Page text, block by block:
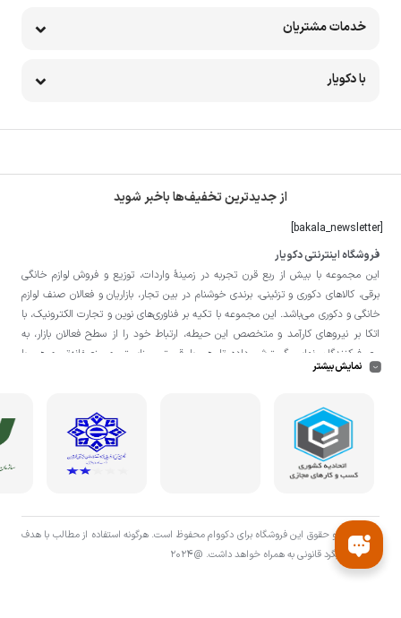
خدمات مشتریان
با دکویار
از جدیدترین تخفیف‌ها باخبر شوید
[bakala_newsletter]
فروشگاه اینترنتی دکویار
این مجموعه با بيش از ربع قرن تجربه در زمينۀ واردات، توزيع و فروش لوازم خانگی
برقی، کالاهای دکوری و تزئینی، برندی خوشنام در بين تجار، بازاريان و فعالان صنف لوازم
خانگی و دکوری می‌باشد. این مجموعه با تكيه بر فناوری‌های نوين و تجارت الكترونيک، با
اتکا بر نيروهای كارآمد و متخصص اين حيطه، ارتباط خود را از سطح فعالان بازار، به
مصرف‌كنندگان نهايی گسترش داده تا هم با قيمتی مناسبتر و منصفانه‌تر و هم با
خدماتی گسترده‌تر و كيفی‌تر در خدمت هموطنان عزیز در اقصی نقاط ميهنمان باشد.
کالا از انبار تنها در صورت ثبت سفارش قبلی از طریق سایت و انتخاب زمان، امکان پذیر
نمایش بیشتر
تمامی حق و حقوق اين فروشگاه برای دکووام محفوظ است. هرگونه استفاده از مطالب با هدف
اقتصادی پیگرد قانونی به همراه خواهد داشت. @2024